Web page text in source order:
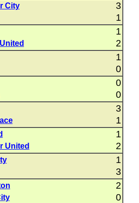
City 3
1
1
2
1
0
0
0
3
1
1
United 2
1
3
2
0